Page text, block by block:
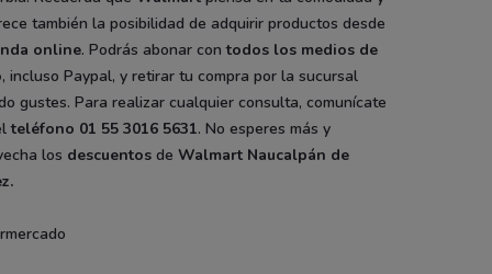
también la posibilidad de adquirir productos desde
online. Podrás abonar contodos los medios de
, incluso Paypal, y retirar tu compra por la sucursal
gustes. Para realizar cualquier consulta, comunícate
teléfono 01 55 3016 5631. No esperes más y
los descuentos deWalmart Naucalpán de